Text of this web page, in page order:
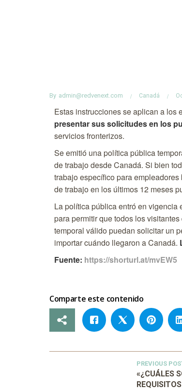
By admin@redvenext.com Canadá
Estas instrucciones se aplican a los
presentar sus solicitudes en los
servicios fronterizos.
Se emitió una política pública
de trabajo desde Canadá. Si bien
trabajo específico para
de trabajo en los últimos 12 meses
La política pública entró en
para permitir que todos los
temporal válido puedan solicitar un
importar cuándo llegaron a Canadá.
Fuente: https://shorturl.at/mvEW5
Comparte este contenido
PREVIOUS
«¿CUÁLES